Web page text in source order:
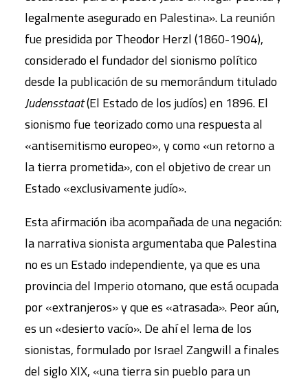
legalmente asegurado en Palestina». La reunión
fue presidida por Theodor Herzl (1860-1904),
considerado el fundador del sionismo político
desde la publicación de su memorándum titulado
Judensstaat(El Estado de los judíos) en 1896. El
sionismo fue teorizado como una respuesta al
«antisemitismo europeo», y como «un retorno a
la tierra prometida», con el objetivo de crear un
Estado «exclusivamente judío».
Esta afirmación iba acompañada de una negación:
la narrativa sionista argumentaba que Palestina
no es un Estado independiente, ya que es una
provincia del Imperio otomano, que está ocupada
por «extranjeros» y que es «atrasada». Peor aún,
es un «desierto vacío». De ahí el lema de los
sionistas, formulado por Israel Zangwill a finales
del siglo XIX, «una tierra sin pueblo para un